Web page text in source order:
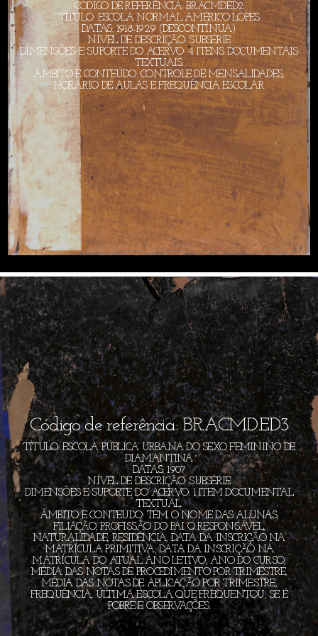
CÓDIGO DE REFERÊNCIA: BR.ACMD.ED2
TÍTULO: ESCOLA NORMAL AMÉRICO LOPES
DATAS: 1918-1929 (DESCONTÍNUA)
NÍVEL DE DESCRIÇÃO: SUBSÉRIE
DIMENSÕES E SUPORTE DO ACERVO: 4 ITENS DOCUMENTAIS
TEXTUAIS.
ÂMBITO E CONTEÚDO: CONTROLE DE MENSALIDADES,
HORÁRIO DE AULAS E FREQUÊNCIA ESCOLAR.
Código de referência: BR.ACMD.ED3
TÍTULO: ESCOLA PÚBLICA URBANA DO SEXO FEMININO DE
DIAMANTINA
DATAS: 1907
NÍVEL DE DESCRIÇÃO: SUBSÉRIE
DIMENSÕES E SUPORTE DO ACERVO: 1 ITEM DOCUMENTAL
TEXTUAL.
ÂMBITO E CONTEÚDO: TÉM O NOME DAS ALUNAS,
FILIAÇÃO, PROFISSÃO DO PAI O RESPONSÁVEL,
NATURALIDADE, RESIDÊNCIA, DATA DA INSCRIÇÃO NA
MATRÍCULA PRIMITIVA, DATA DA INSCRIÇÃO NA
MATRÍCULA DO ATUAL ANO LETIVO, ANO DO CURSO,
MÉDIA DAS NOTAS DE PROCEDIMENTO POR TRIMESTRE,
MÉDIA DAS NOTAS DE APLICAÇÃO POR TRIMESTRE,
FREQUÊNCIA, ÚLTIMA ESCOLA QUE FREQUENTOU, SE É
POBRE E OBSERVAÇÕES.